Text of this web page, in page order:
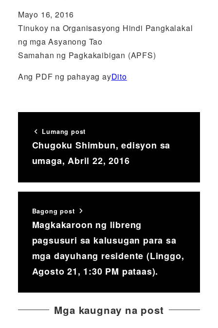
Mayo 16, 2016
Tinukoy na Organisasyong Hindi Pangkalakal
ng mga Asyanong Tao
Samahan ng Pagkakaibigan (APFS)
Ang PDF ng pahayag ayDito
Lumang post
Chugoku Shimbun, edisyon sa
umaga, Abril 22, 2016
Bagong post
Magkakaroon ng libreng
pagsusuri sa kalusugan para sa
mga dayuhang residente (Linggo,
Agosto 21, 1:30 PM pataas).
Mga kaugnay na post